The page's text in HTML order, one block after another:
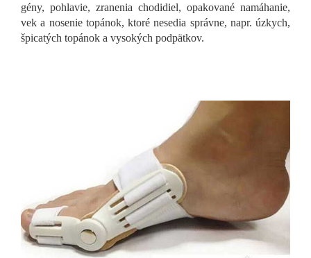
gény, pohlavie, zranenia chodidiel, opakované namáhanie,
vek a nosenie topánok, ktoré nesedia správne, napr. úzkych,
špicatých topánok a vysokých podpätkov.